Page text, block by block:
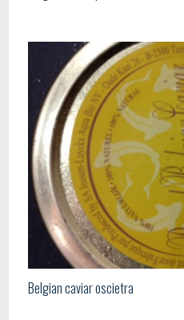
Belgian caviar oscietra